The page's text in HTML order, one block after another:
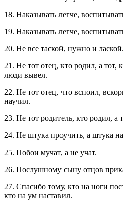
18. Наказывать легче,
19. Наказывать легче,
20. Не все таской, нужно и лаской.
21. Не тот отец, кто родил, а тот,
люди вывел.
22. Не тот отец, что вспоил,
научил.
23. Не тот родитель, кто родил, а
24. Не штука проучить, а штука
25. Побои мучат, а не учат.
26. Послушному сыну отцов
27. Спасибо тому, кто на ноги
кто на ум наставил.